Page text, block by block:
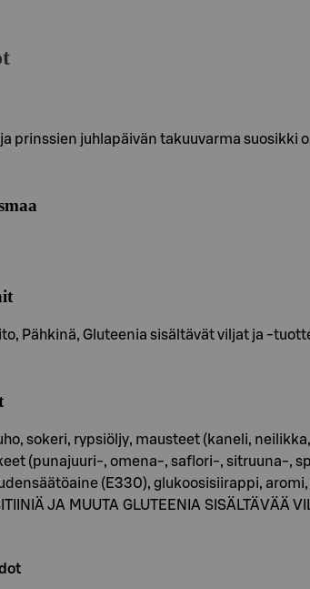
prinssien juhlapäivän takuuvarma
Pähkinä, Gluteenia sisältävät viljat ja -
sokeri, rypsiöljy, mausteet (kaneli,
(punajuuri-, omena-, saflori-, sitruuna-,
(E330), glukoosisiirappi,
JA MUUTA GLUTEENIA SISÄLTÄVÄÄ